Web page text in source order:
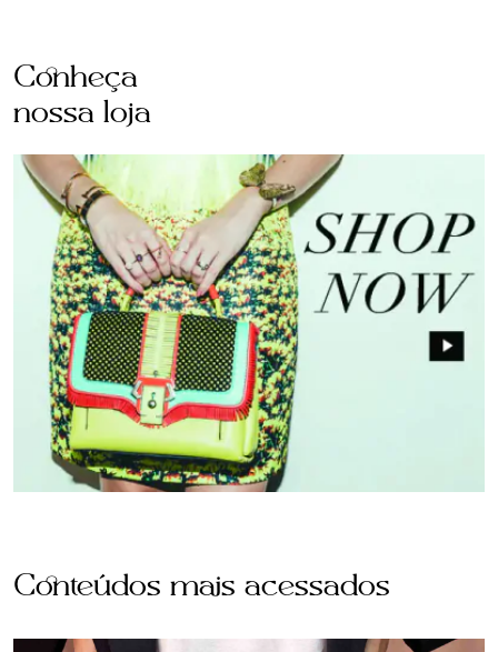
Conheça
nossa loja
Conteúdos mais acessados